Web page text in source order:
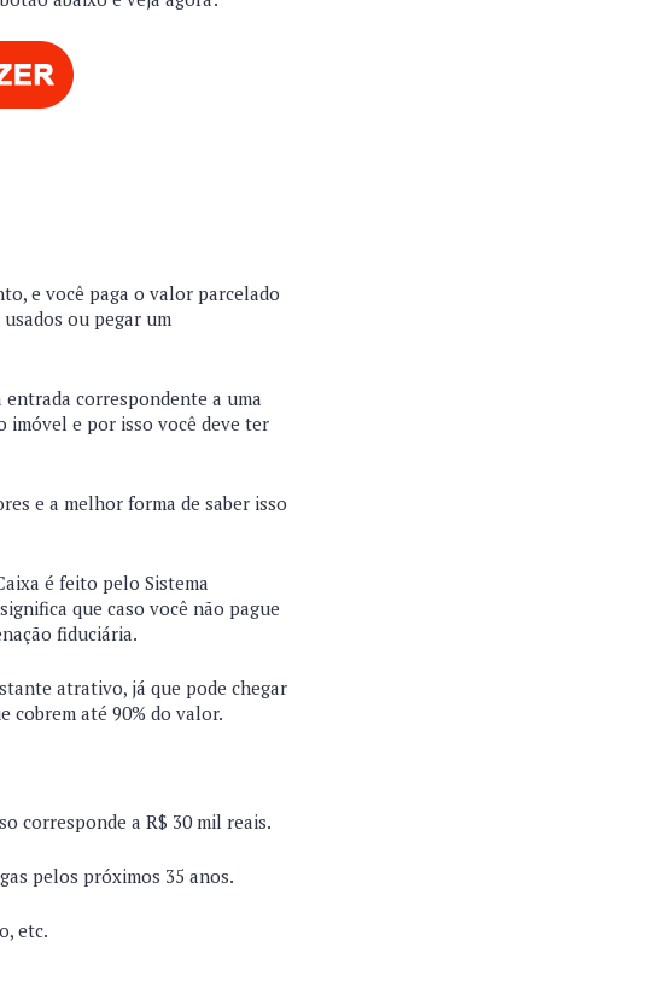
e você paga o valor parcelado
ou pegar um
correspondente a uma
imóvel e por isso você deve ter
e a melhor forma de saber isso
é feito pelo Sistema
que caso você não pague
fiduciária.
atrativo, já que pode chegar
cobrem até 90% do valor.
corresponde a R$ 30 mil reais.
pelos próximos 35 anos.
etc.